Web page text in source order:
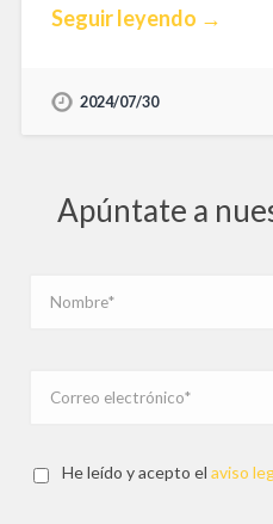
Seguir leyendo →
2024/07/30
Apúntate a
He leído y acepto el aviso